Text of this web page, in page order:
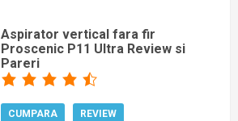
Aspirator vertical fara fir
Proscenic P11 Ultra Review si
Pareri
CUMPARA REVIEW